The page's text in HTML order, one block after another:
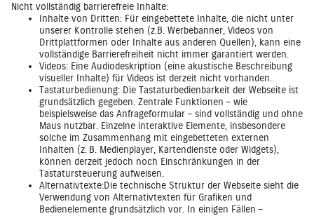
Nicht vollständig barrierefreie Inhalte:
Inhalte von Dritten: Für eingebettete Inhalte, die nicht unter
unserer Kontrolle stehen (z.B. Werbebanner, Videos von
Drittplattformen oder Inhalte aus anderen Quellen), kann eine
vollständige Barrierefreiheit nicht immer garantiert werden.
Videos: Eine Audiodeskription (eine akustische Beschreibung
visueller Inhalte) für Videos ist derzeit nicht vorhanden.
Tastaturbedienung: Die Tastaturbedienbarkeit der Webseite ist
grundsätzlich gegeben. Zentrale Funktionen – wie
beispielsweise das Anfrageformular – sind vollständig und ohne
Maus nutzbar. Einzelne interaktive Elemente, insbesondere
solche im Zusammenhang mit eingebetteten externen
Inhalten (z. B. Medienplayer, Kartendienste oder Widgets),
können derzeit jedoch noch Einschränkungen in der
Tastatursteuerung aufweisen.
Alternativtexte:Die technische Struktur der Webseite sieht die
Verwendung von Alternativtexten für Grafiken und
Bedienelemente grundsätzlich vor. In einigen Fällen –